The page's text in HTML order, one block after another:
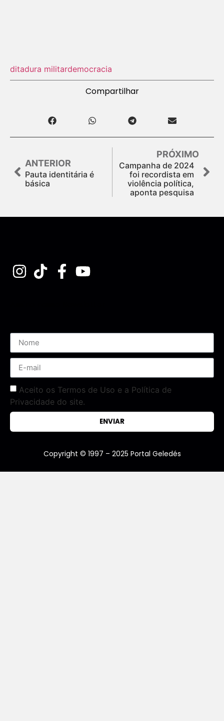
ditadura militardemocracia
Compartilhar
ANTERIOR
Pauta identitária é
básica
PRÓXIMO
Campanha de 2024
foi recordista em
violência política,
aponta pesquisa
Aceito os Termos de Uso e a Política de
Privacidade do site.
ENVIAR
Copyright © 1997 – 2025 Portal Geledés